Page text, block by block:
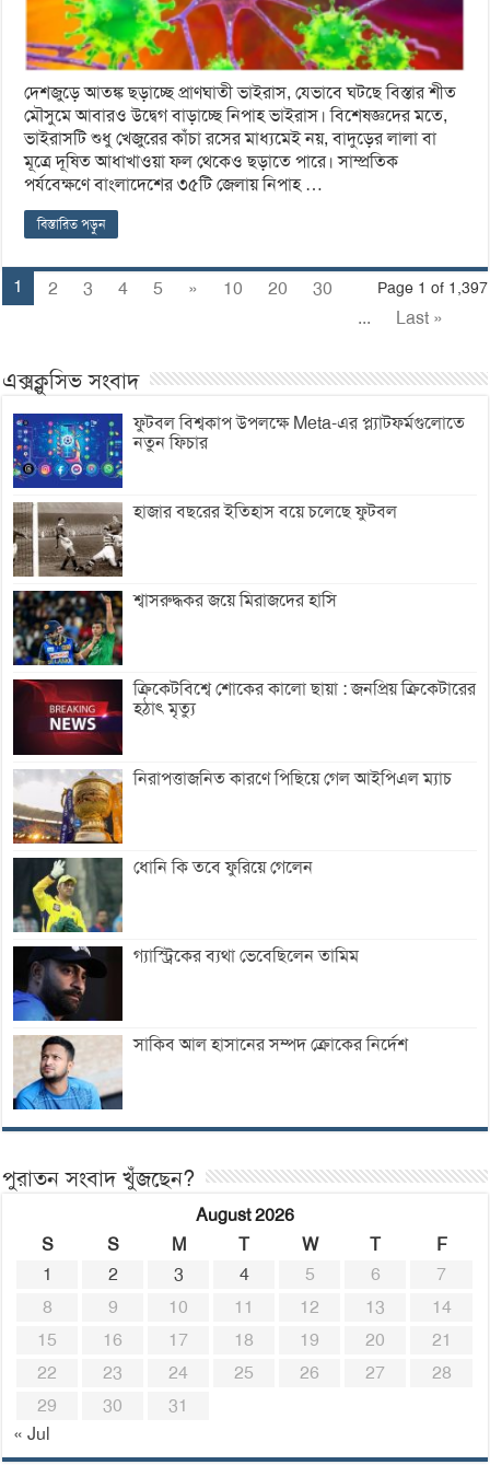
দেশজুড়ে আতঙ্ক ছড়াচ্ছে প্রাণঘাতী ভাইরাস, যেভাবে ঘটছে বিস্তার শীত
মৌসুমে আবারও উদ্বেগ বাড়াচ্ছে নিপাহ ভাইরাস। বিশেষজ্ঞদের মতে,
ভাইরাসটি শুধু খেজুরের কাঁচা রসের মাধ্যমেই নয়, বাদুড়ের লালা বা
মূত্রে দূষিত আধাখাওয়া ফল থেকেও ছড়াতে পারে। সাম্প্রতিক
পর্যবেক্ষণে বাংলাদেশের ৩৫টি জেলায় নিপাহ …
বিস্তারিত পড়ুন
Page 1 of 1,397
1 2 3 4 5 » 10 20
30
...
Last »
এক্সক্লুসিভ সংবাদ
ফুটবল বিশ্বকাপ উপলক্ষে Meta-এর প্ল্যাটফর্মগুলোতে
নতুন ফিচার
হাজার বছরের ইতিহাস বয়ে চলেছে ফুটবল
শ্বাসরুদ্ধকর জয়ে মিরাজদের হাসি
ক্রিকেটবিশ্বে শোকের কালো ছায়া : জনপ্রিয় ক্রিকেটারের
হঠাৎ মৃত্যু
নিরাপত্তাজনিত কারণে পিছিয়ে গেল আইপিএল ম্যাচ
ধোনি কি তবে ফুরিয়ে গেলেন
গ্যাস্ট্রিকের ব্যথা ভেবেছিলেন তামিম
সাকিব আল হাসানের সম্পদ ক্রোকের নির্দেশ
পুরাতন সংবাদ খুঁজছেন?
August 2026
S
S M T W T
F
1
2 3 4 5 6
7
8
9 10 11 12 13
14
15
16 17 18 19 20
21
22
23 24 25 26 27
28
29
30
31
« Jul